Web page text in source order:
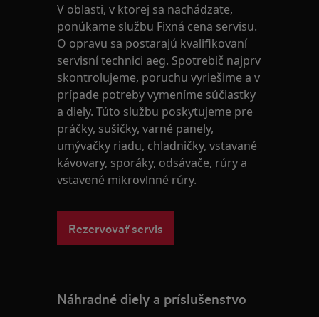
V oblasti, v ktorej sa nachádzate,
ponúkame službu Fixná cena servisu.
O opravu sa postarajú kvalifikovaní
servisní technici aeg. Spotrebič najprv
skontrolujeme, poruchu vyriešime a v
prípade potreby vymeníme súčiastky
a diely. Túto službu poskytujeme pre
práčky, sušičky, varné panely,
umývačky riadu, chladničky, vstavané
kávovary, sporáky, odsávače, rúry a
vstavené mikrovlnné rúry.
Rezervovať servis
Náhradné diely a príslušenstvo